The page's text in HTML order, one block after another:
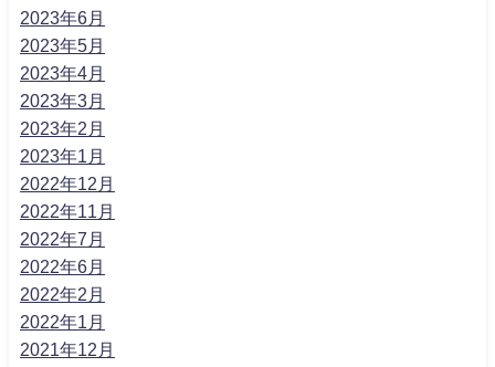
2023年6月
2023年5月
2023年4月
2023年3月
2023年2月
2023年1月
2022年12月
2022年11月
2022年7月
2022年6月
2022年2月
2022年1月
2021年12月